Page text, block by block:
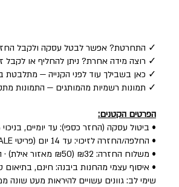
✓ התחרטת? אפשר לבטל עסקה ולקבל החזר כספי
✓ רוצה מידה אחרת? ניתן להחליף או לקבל זיכוי —
✓ כאן בשבילך עוד לפני הקנייה — מתלבטת
✓ תמונות רשמיות מהמותגים — התמונות
הפרטים הקטנים:
• ביטול עסקה (החזר כספי): עד יומיים, בניכוי 5% לפי חוק.
• החלפה/החזרה לזיכוי: עד 14 יום (פריטי SALE: עד יומיים) — הפריט חדש, עם התווית, ללא שימוש.
• משלוח החזרה: ₪32 (₪50 מאזור אילת) · החלפה: ₪60 (כולל איסוף + משלוח חדש).
• איסוף עצמי מהחנות ביבנה: חינם, בתיאום
שימי לב: גוונים עשויים להיראות מעט שונה